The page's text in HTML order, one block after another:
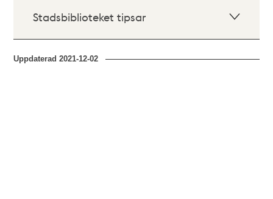
Stadsbiblioteket tipsar
Uppdaterad2021-12-02